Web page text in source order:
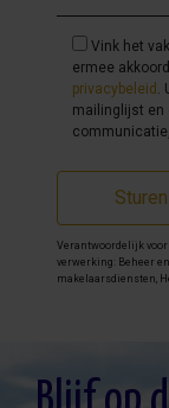
Vink het
ermee
privacybeleid
mailinglijst en
Sturen
Verantwoordelijk voor
verwerking: Beheer
makelaarsdiensten,
gedetailleerde
geraadpleegd